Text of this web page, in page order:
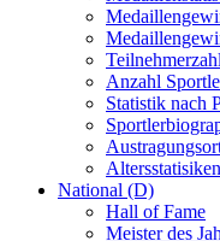
Anzahl
Statistik nach
Altersstatisiken
National (D)
Hall of Fame
Meister des